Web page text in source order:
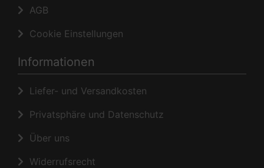
AGB
Cookie Einstellungen
Informationen
Liefer- und Versandkosten
Privatsphäre und Datenschutz
Über uns
Widerrufsrecht